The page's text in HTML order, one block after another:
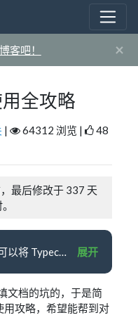
客吧！ ×
全攻略
| 64312 浏览 |
48
最后修改于 337 天
UniTypecho 是一个可以将 Typecho 博客打包为微信小程序、QQ 小程序、移动 H5/Android 应用等跨平台应用的工具。使用前需准备好 Typecho 博客站点，并满足微信小程序上线条件。安装过程中需在小程序后台设置合法域名、APPID 和 APPSecret，并在 Typecho 插件设置中配置相关信息。之后在 HbuilderX 中导入 UniTypecho 项目，配置相关设置并进行调试和打包。UniTypecho 还支持自定义头图和微信订阅消息功能。 展开
文档的坑的，于是简
用攻略，希望能帮到对